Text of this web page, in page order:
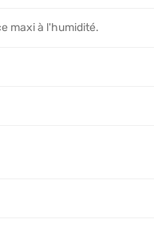
maxi à l'humidité.